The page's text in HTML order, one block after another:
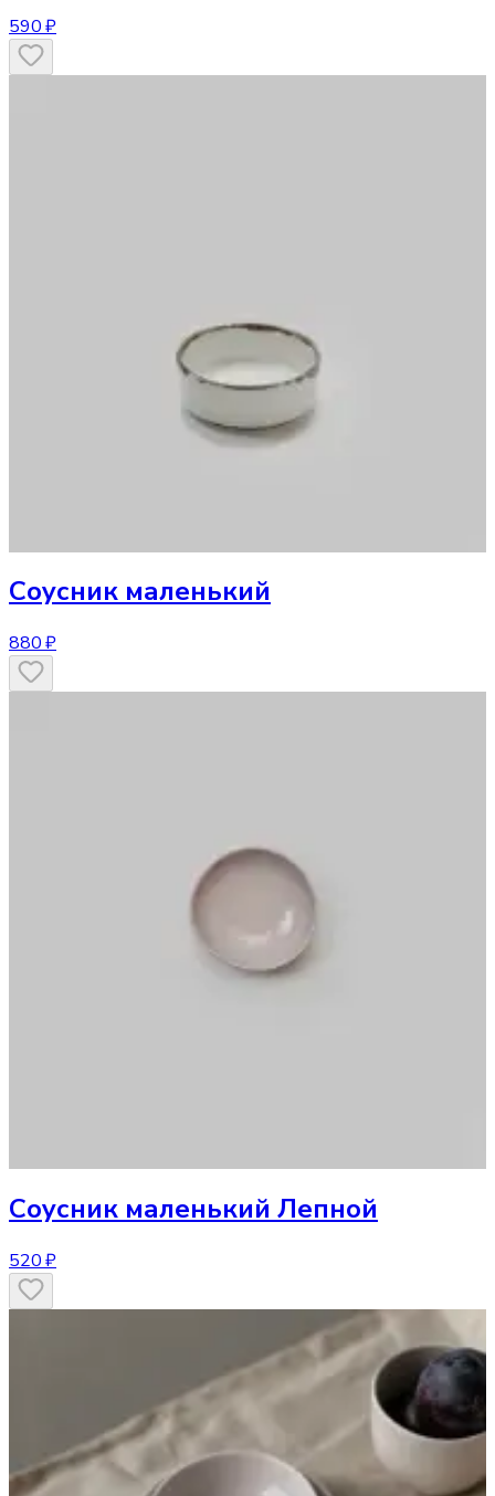
590 ₽
Соусник маленький
880 ₽
Соусник маленький Лепной
520 ₽